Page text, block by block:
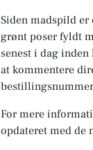
Siden madspild er
grønt poser fyldt
senest i dag
at kommentere
For mere
opdateret med de